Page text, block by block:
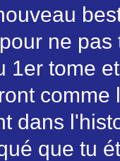
ne
1er tome
comme
dans
que tu